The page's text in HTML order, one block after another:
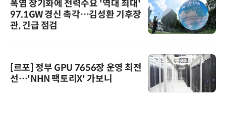
폭염 장기화에 전력수요 '역대 최대'
97.1GW 경신 촉각…김성환 기후장
관, 긴급 점검
[르포] 정부 GPU 7656장 운영 최전
선…'NHN 팩토리X' 가보니